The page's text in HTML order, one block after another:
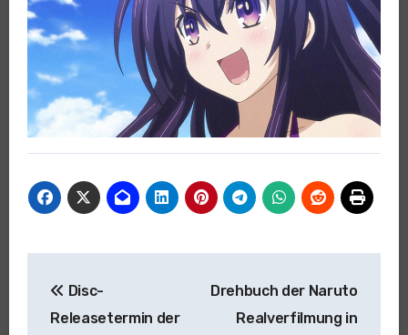
Disc-
Releasetermin der
Drehbuch der Naruto
Realverfilmung in